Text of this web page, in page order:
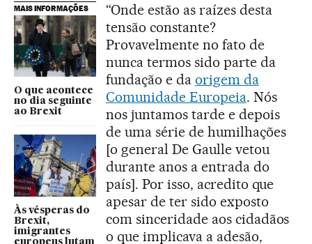
MAIS INFORMAÇÕES
O que acontece
no dia seguinte
ao Brexit
Às vésperas do
Brexit,
imigrantes
europeus lutam
“Onde estão as raízes desta
tensão constante?
Provavelmente no fato de
nunca termos sido parte da
fundação e da origem da
Comunidade Europeia. Nós
nos juntamos tarde e depois
de uma série de humilhações
[o general De Gaulle vetou
durante anos a entrada do
país]. Por isso, acredito que
apesar de ter sido exposto
com sinceridade aos cidadãos
o que implicava a adesão,